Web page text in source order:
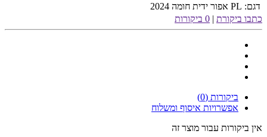
דגם: PL אפור ידית חומה 2024
כתבו ביקורת | 0 ביקורות
ביקורות (0)
אפשרויות איסוף ומשלוח
אין ביקורות עבור מוצר זה